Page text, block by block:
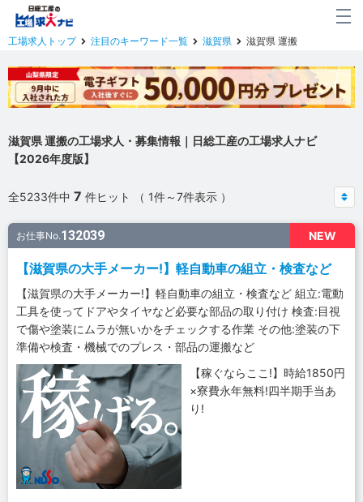
工場求人トップ 注目のキーワード一覧 滋賀県 滋賀県 運搬
滋賀県 運搬の工場求人・募集情報｜日総工産の工場求人ナビ
【2026年度版】
全5233件中 7 件ヒット （ 1件～7件表示 ）
NEW
お仕事No.132039
【滋賀県の大手メーカー!】軽自動車の組立・検査など
【滋賀県の大手メーカー!】軽自動車の組立・検査など 組立:電動
工具を使ってドアやタイヤなど必要な部品の取り付け 検査:目視
で傷や塗装にムラが無いかをチェックする作業 その他:塗装の下
準備や検査・機械でのプレス・部品の運搬など
【稼ぐならここ!】時給1850円
×寮費永年無料!四半期手当あ
り!